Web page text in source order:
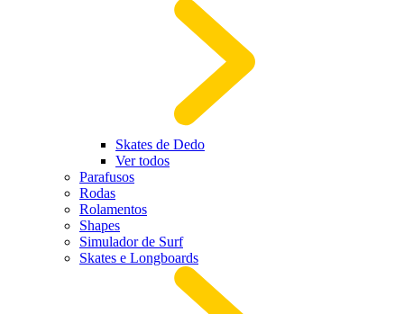
Skates de Dedo
Ver todos
Parafusos
Rodas
Rolamentos
Shapes
Simulador de Surf
Skates e Longboards